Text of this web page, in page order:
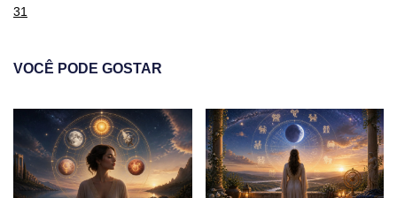
31
VOCÊ PODE GOSTAR